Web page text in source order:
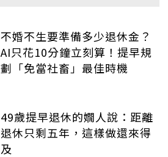
不婚不生要準備多少退休金？
AI只花10分鐘立刻算！提早規
劃「免當社畜」最佳時機
49歲提早退休的嫺人說：距離
退休只剩五年，這樣做還來得
及